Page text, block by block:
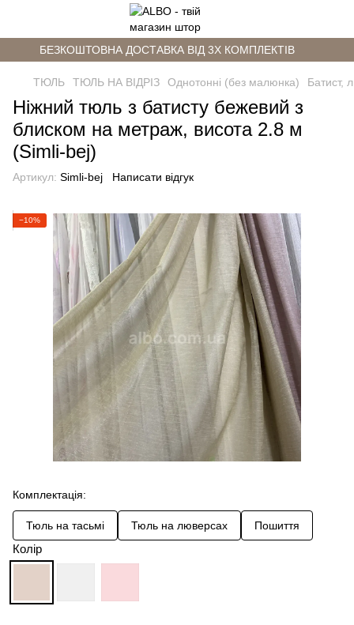
БЕЗКОШТОВНА ДОСТАВКА ВІД 3Х КОМПЛЕКТІВ
ТЮЛЬ ТЮЛЬ НА ВІДРІЗ Однотонні (без малюнка) Батист,
Ніжний тюль з батисту бежевий з
блиском на метраж, висота 2.8 м
(Simli-bej)
Артикул: Simli-bej Написати відгук
−10%
Комплектація:
Тюль на тасьмі Тюль на люверсах Пошиття
Колір